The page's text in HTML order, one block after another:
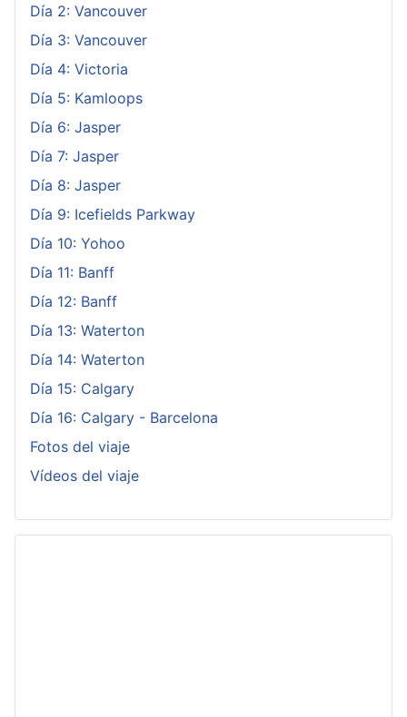
Día 2: Vancouver
Día 3: Vancouver
Día 4: Victoria
Día 5: Kamloops
Día 6: Jasper
Día 7: Jasper
Día 8: Jasper
Día 9: Icefields Parkway
Día 10: Yohoo
Día 11: Banff
Día 12: Banff
Día 13: Waterton
Día 14: Waterton
Día 15: Calgary
Día 16: Calgary - Barcelona
Fotos del viaje
Vídeos del viaje